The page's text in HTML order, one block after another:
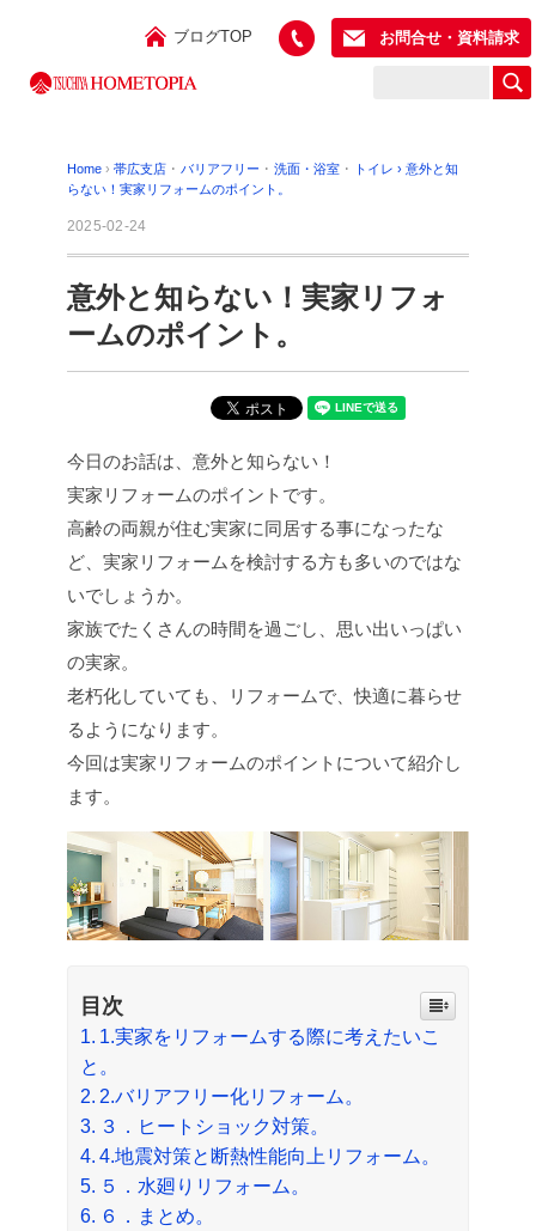
ブログTOP お問合せ・資料請求
Home › 帯広支店 ･ バリアフリー ･ 洗面・浴室 ･ トイレ › 意外と知
らない！実家リフォームのポイント。
2025-02-24
意外と知らない！実家リフォ
ームのポイント。
今日のお話は、意外と知らない！
実家リフォームのポイントです。
高齢の両親が住む実家に同居する事になったな
ど、実家リフォームを検討する方も多いのではな
いでしょうか。
家族でたくさんの時間を過ごし、思い出いっぱい
の実家。
老朽化していても、リフォームで、快適に暮らせ
るようになります。
今回は実家リフォームのポイントについて紹介し
ます。
目次
1.実家をリフォームする際に考えたいこ
と。
2.バリアフリー化リフォーム。
３．ヒートショック対策。
4.地震対策と断熱性能向上リフォーム。
５．水廻りリフォーム。
６．まとめ。